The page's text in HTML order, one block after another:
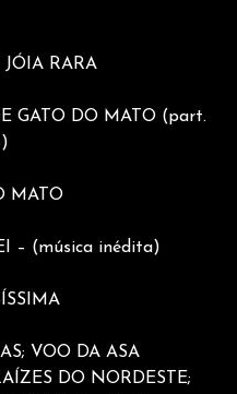
JÓIA RARA
GATO DO MATO (part.
MATO
– (música inédita)
VOO DA ASA
DO NORDESTE;